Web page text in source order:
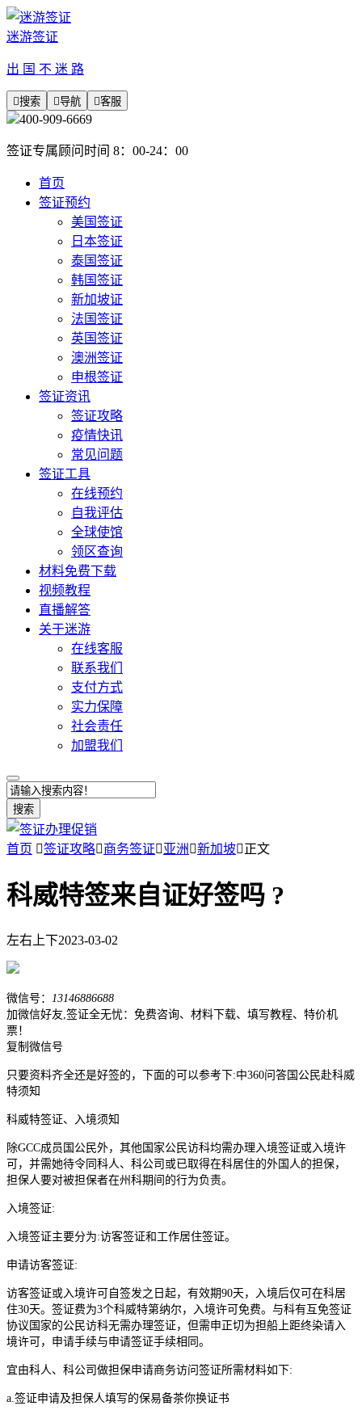
迷游签证
出 国 不 迷 路
搜索 导航 客服
400-909-6669
签证专属顾问时间 8：00-24：00
首页
签证预约
美国签证
日本签证
泰国签证
韩国签证
新加坡证
法国签证
英国签证
澳洲签证
申根签证
签证资讯
签证攻略
疫情快讯
常见问题
签证工具
在线预约
自我评估
全球使馆
领区查询
材料免费下载
视频教程
直播解答
关于迷游
在线客服
联系我们
支付方式
实力保障
社会责任
加盟我们
搜索
首页 签证攻略商务签证亚洲 新加坡正文
科威特签来自证好签吗 ?
左右上下2023-03-02
微信号：
13146886688
加微信好友,签证全无忧：免费咨询、材料下载、填写教程、特价机
票！
复制微信号
只要资料齐全还是好签的，下面的可以参考下:中360问答国公民赴科威
特须知
科威特签证、入境须知
除GCC成员国公民外，其他国家公民访科均需办理入境签证或入境许
可，并需她待令同科人、科公司或已取得在科居住的外国人的担保，
担保人要对被担保者在州科期间的行为负责。
入境签证:
入境签证主要分为:访客签证和工作居住签证。
申请访客签证:
访客签证或入境许可自签发之日起，有效期90天，入境后仅可在科居
住30天。签证费为3个科威特第纳尔，入境许可免费。与科有互免签证
协议国家的公民访科无需办理签证，但需申正切为担船上距终染请入
境许可，申请手续与申请签证手续相同。
宜由科人、科公司做担保申请商务访问签证所需材料如下:
a.签证申请及担保人填写的保易备茶你换证书